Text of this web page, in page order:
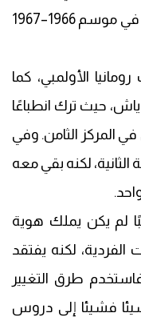
كونستانتسا، حيث حقق أفضل نتيجة في موسم 1966–1967
رومانيا الأولمبي، كما
ياش، حيث ترك انطباعًا
المركز الثامن. وفي
الثانية، لكنه بقي معه
لم يكن يملك هوية
الفردية، لكنه يفتقد
طرق التغيير
فشيئا إلى دروس